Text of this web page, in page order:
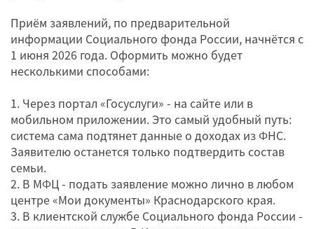
Приём заявлений, по предварительной
информации Социального фонда России, начнётся с
1 июня 2026 года. Оформить можно будет
несколькими способами:
1. Через портал «Госуслуги» - на сайте или в
мобильном приложении. Это самый удобный путь:
система сама подтянет данные о доходах из ФНС.
Заявителю останется только подтвердить состав
семьи.
2. В МФЦ - подать заявление можно лично в любом
центре «Мои документы» Краснодарского края.
3. В клиентской службе Социального фонда России -